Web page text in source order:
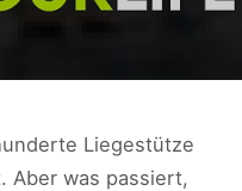
Liegestütze
Aber was passiert,